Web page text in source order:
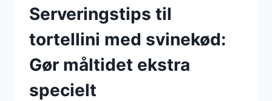
Serveringstips til
tortellini med svinekød:
Gør måltidet ekstra
specielt